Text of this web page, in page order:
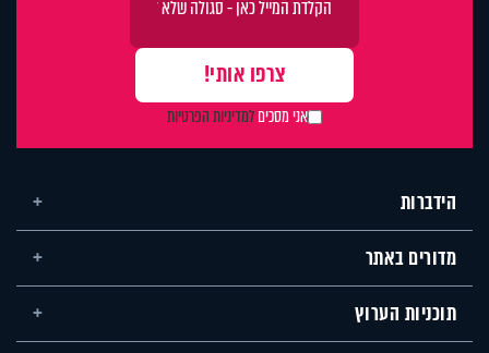
אני מסכיםלמדיניות הפרטיות
הידברות
מדורים באתר
תוכניות הערוץ